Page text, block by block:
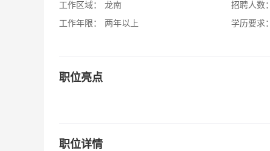
工作区域：
龙南
工作年限：
两年以上
招聘人数：
学历要求：
职位亮点
职位详情